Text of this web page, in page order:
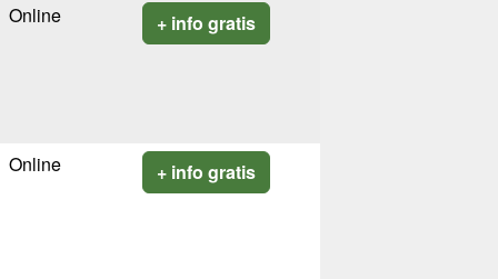
Online + info gratis
Online + info gratis